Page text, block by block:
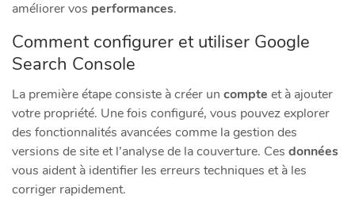
améliorer vos performances.
Comment configurer et utiliser Google
Search Console
La première étape consiste à créer un compte et à ajouter
votre propriété. Une fois configuré, vous pouvez explorer
des fonctionnalités avancées comme la gestion des
versions de site et l’analyse de la couverture. Ces données
vous aident à identifier les erreurs techniques et à les
corriger rapidement.